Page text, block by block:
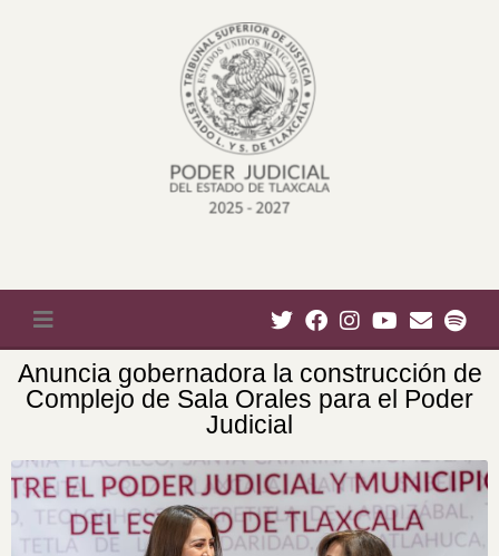
Anuncia gobernadora la construcción de
Complejo de Sala Orales para el Poder
Judicial